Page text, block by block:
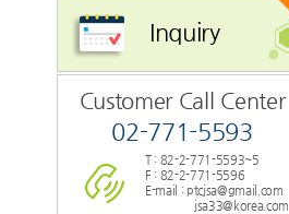
Inquiry
Customer Call Center
02-771-5593
T : 82-2-771-5593~5
F : 82-2-771-5596
E-mail : ptcjsa@gmail.com
jsa33@korea.com